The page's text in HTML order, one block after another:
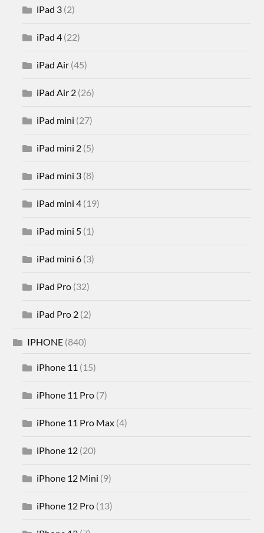
iPad 3 (2)
iPad 4 (22)
iPad Air (45)
iPad Air 2 (26)
iPad mini (27)
iPad mini 2 (5)
iPad mini 3 (8)
iPad mini 4 (19)
iPad mini 5 (1)
iPad mini 6 (3)
iPad Pro (32)
iPad Pro 2 (2)
IPHONE (840)
iPhone 11 (15)
iPhone 11 Pro (7)
iPhone 11 Pro Max (4)
iPhone 12 (20)
iPhone 12 Mini (9)
iPhone 12 Pro (13)